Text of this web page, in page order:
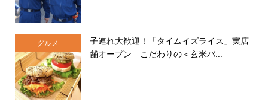
グルメ
子連れ大歓迎！「タイムイズライス」実店
舗オープン こだわりの＜玄米バ...